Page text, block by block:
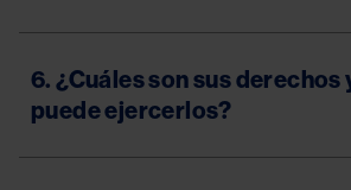
6. ¿Cuáles son sus derechos
puede ejercerlos?